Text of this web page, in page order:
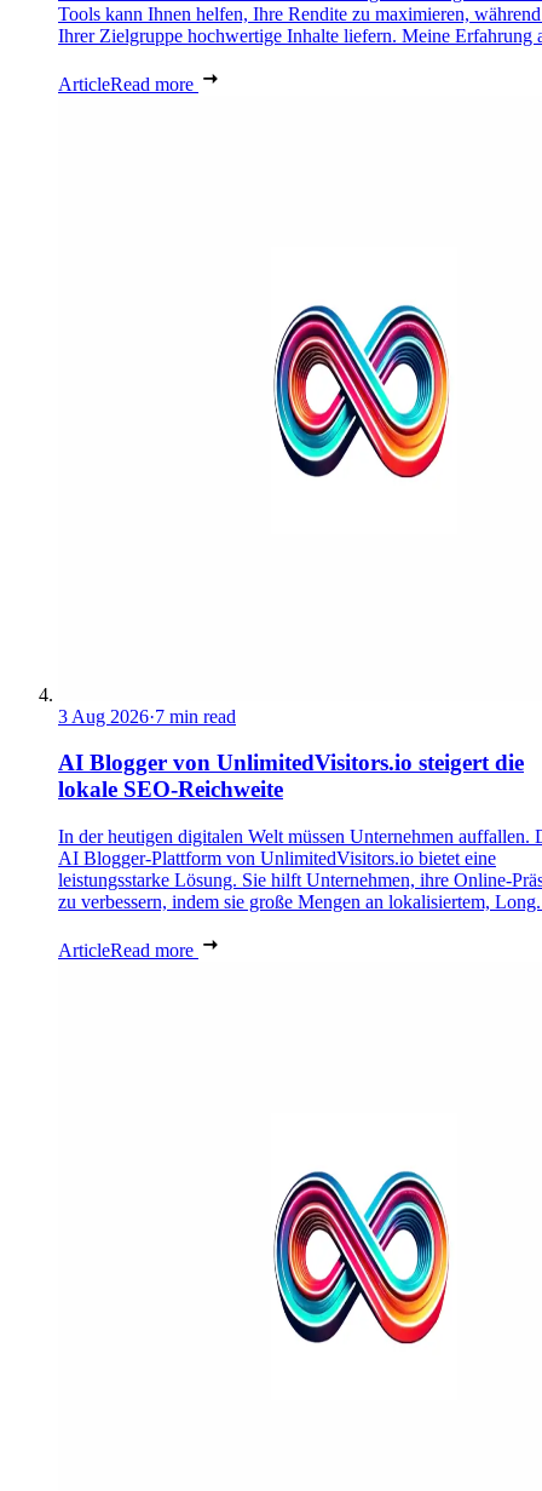
Tools kann Ihnen helfen, Ihre Rendite zu maximieren,
Ihrer Zielgruppe hochwertige Inhalte liefern. Meine Erfahrung
ArticleRead more
3 Aug 2026·7 min read
AI Blogger von UnlimitedVisitors.io steigert die
lokale SEO-Reichweite
In der heutigen digitalen Welt müssen Unternehmen auffallen.
AI Blogger-Plattform von UnlimitedVisitors.io bietet eine
leistungsstarke Lösung. Sie hilft Unternehmen, ihre Online-
zu verbessern, indem sie große Mengen an lokalisiertem,
ArticleRead more